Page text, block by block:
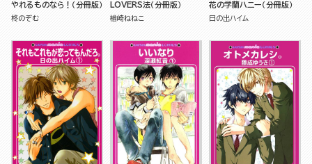
やれるものなら！（分冊版）
柊のぞむ
LOVERS法（分冊版）
楢崎ねねこ
花の学蘭ハニー（分冊版）
日の出ハイム